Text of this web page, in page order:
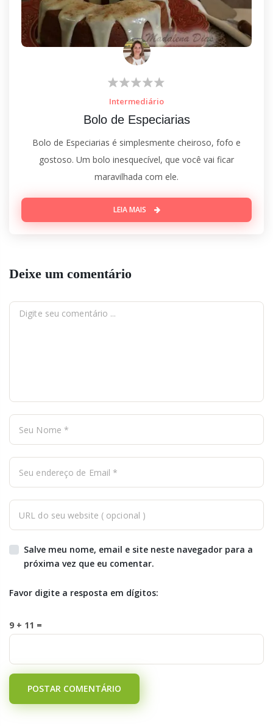
Intermediário
Bolo de Especiarias
Bolo de Especiarias é simplesmente cheiroso, fofo e
gostoso. Um bolo inesquecível, que você vai ficar
maravilhada com ele.
LEIA MAIS
Deixe um comentário
Salve meu nome, email e site neste navegador para a
próxima vez que eu comentar.
Favor digite a resposta em dígitos:
9 + 11 =
POSTAR COMENTÁRIO